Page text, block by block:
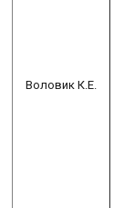
Воловик К.Е.